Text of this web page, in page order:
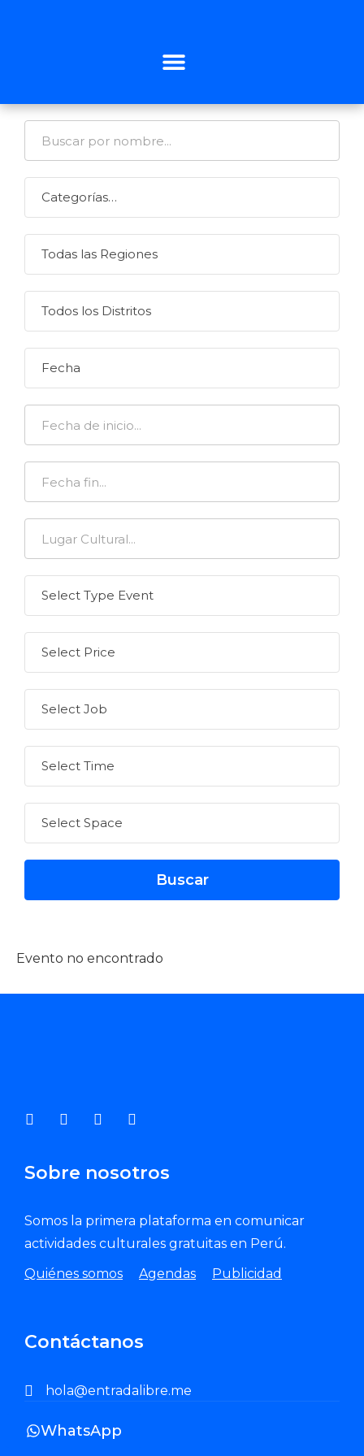
Evento no encontrado
Sobre nosotros
Somos la primera plataforma en comunicar
actividades culturales gratuitas en Perú.
Quiénes somos
Agendas Publicidad
Contáctanos
hola@entradalibre.me
WhatsApp